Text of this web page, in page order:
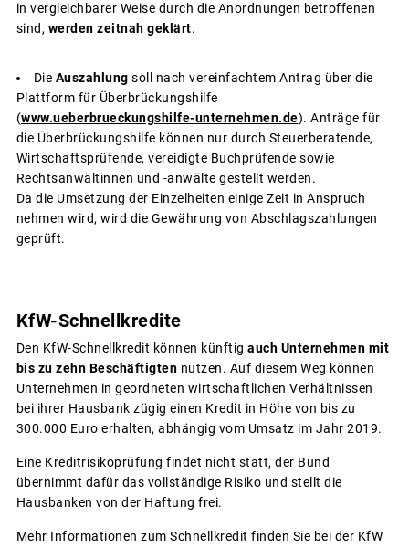
in vergleichbarer Weise durch die Anordnungen betroffenen
sind, werden zeitnah geklärt.
Die Auszahlung soll nach vereinfachtem Antrag über die
Plattform für Überbrückungshilfe
(www.ueberbrueckungshilfe-unternehmen.de). Anträge für
die Überbrückungshilfe können nur durch Steuerberatende,
Wirtschaftsprüfende, vereidigte Buchprüfende sowie
Rechtsanwältinnen und -anwälte gestellt werden.
Da die Umsetzung der Einzelheiten einige Zeit in Anspruch
nehmen wird, wird die Gewährung von Abschlagszahlungen
geprüft.
KfW-Schnellkredite
Den KfW-Schnellkredit können künftig auch Unternehmen mit
bis zu zehn Beschäftigten nutzen. Auf diesem Weg können
Unternehmen in geordneten wirtschaftlichen Verhältnissen
bei ihrer Hausbank zügig einen Kredit in Höhe von bis zu
300.000 Euro erhalten, abhängig vom Umsatz im Jahr 2019.
Eine Kreditrisikoprüfung findet nicht statt, der Bund
übernimmt dafür das vollständige Risiko und stellt die
Hausbanken von der Haftung frei.
Mehr Informationen zum Schnellkredit finden Sie bei der KfW